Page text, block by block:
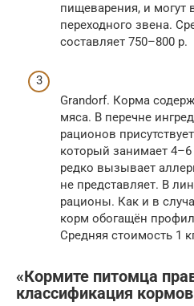
пищеварения, и могут
переходного звена.
составляет 750–800 р.
Grandorf. Корма
мяса. В перечне
рационов
который занимает
редко вызывает
не представляет. В
рационы. Как и в
корм обогащён
Средняя стоимость 1
«Кормите питомца
классификация кормов